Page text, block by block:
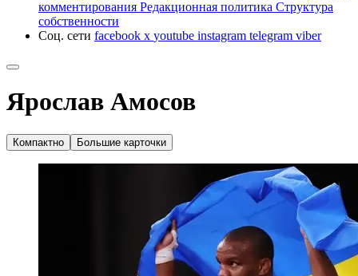
комментирования Редакционная политика Структура
собственности
Соц. сети facebook x youtube instagram telegram viber
Ярослав Амосов
Компактно Большие карточки